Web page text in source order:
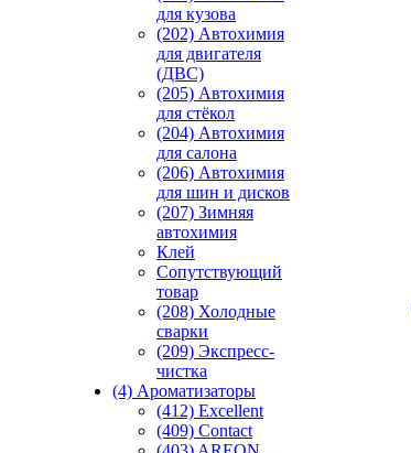
для кузова
(202) Автохимия
для двигателя
(ДВС)
(205) Автохимия
для стёкол
(204) Автохимия
для салона
(206) Автохимия
для шин и дисков
(207) Зимняя
автохимия
Клей
Сопутствующий
товар
(208) Холодные
сварки
(209) Экспреcс-
чистка
(4) Ароматизаторы
(412) Excellent
(409) Contact